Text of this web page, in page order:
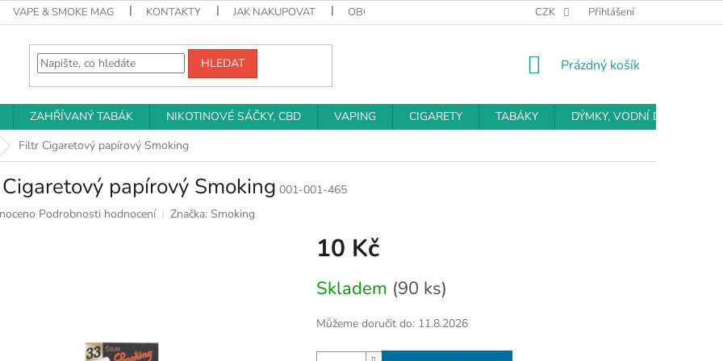
VAPE & SMOKE MAG KONTAKTY JAK NAKUPOVAT OBCHODNÍ PODMÍNKY PODMÍNKY OCHRANY OSOBNÍCH ÚDAJŮ
CZK Přihlášení
HLEDAT
NÁKUPNÍ
Prázdný košík
ZAHŘÍVANÝ TABÁK NIKOTINOVÉ SÁČKY, CBD VAPING CIGARETY TABÁKY
DÝMKY, VODNÍ DÝMKY
Filtr Cigaretový papírový Smoking
papírový Smoking 001-001-465
Podrobnosti hodnocení Značka: Smoking
10 Kč
cena:
Skladem (90 ks)
Můžeme doručit do: 11.8.2026